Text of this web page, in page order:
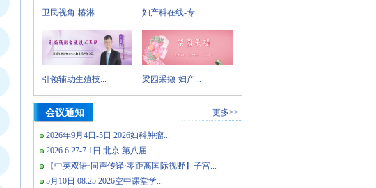
卫民视角·椿淋... 妇产科在线-专...
引领辅助生殖技... 梁园采撷-妇产...
会议通知 更多>>
2026年9月4日-5日 2026妇科肿瘤...
2026.6.27-7.1日 北京 第八届...
【中英双语·同声传译·零距离国际视野】子宫...
5月10日 08:25 2026空中课堂学...